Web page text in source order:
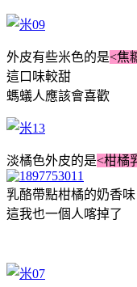
外皮有些米色的是<焦
這口味較甜
螞蟻人應該會喜歡
淡橘色外皮的是<柑橘
乳酪帶點柑橘的奶香味
這我也一個人喀掉了